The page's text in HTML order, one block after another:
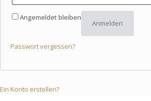
Angemeldet bleiben
Anmelden
Passwort vergessen?
Ein Konto erstellen?